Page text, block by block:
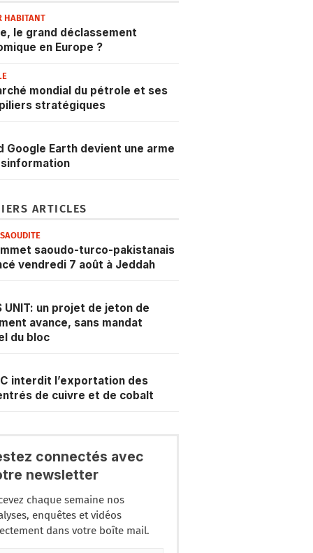
HABITANT
le grand déclassement
en Europe ?
mondial du pétrole et ses
stratégiques
Google Earth devient une arme
ARTICLES
saoudo-turco-pakistanais
vendredi 7 août à Jeddah
UNIT: un projet de jeton de
avance, sans mandat
du bloc
interdit l’exportation des
de cuivre et de cobalt
connectés avec
newsletter
chaque semaine nos
enquêtes et vidéos
dans votre boîte mail.